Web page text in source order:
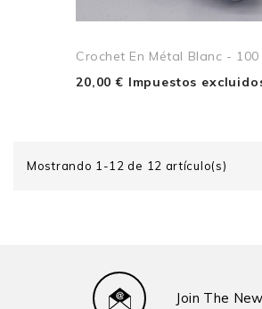
Crochet En Métal Blanc - 100
20,00 € Impuestos
Mostrando 1-12 de 12 artículo(s)
Join The